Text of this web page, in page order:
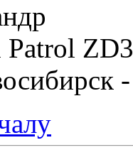
Patrol